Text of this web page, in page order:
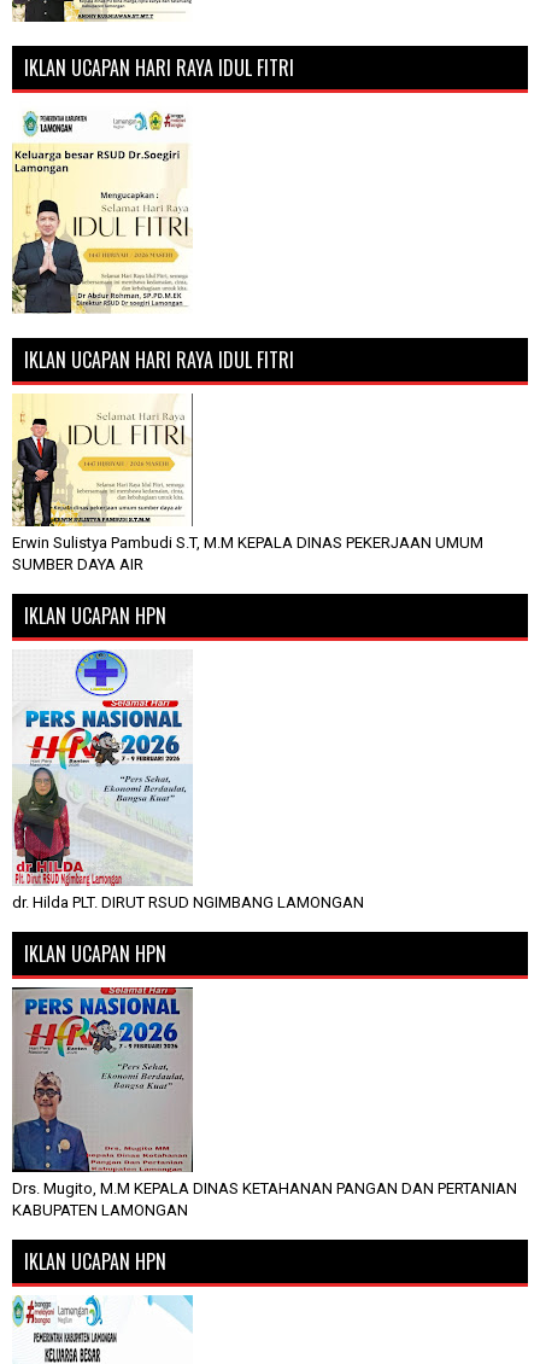
IKLAN UCAPAN HARI RAYA IDUL FITRI
IKLAN UCAPAN HARI RAYA IDUL FITRI
Erwin Sulistya Pambudi S.T, M.M KEPALA DINAS PEKERJAAN UMUM
SUMBER DAYA AIR
IKLAN UCAPAN HPN
dr. Hilda PLT. DIRUT RSUD NGIMBANG LAMONGAN
IKLAN UCAPAN HPN
Drs. Mugito, M.M KEPALA DINAS KETAHANAN PANGAN DAN PERTANIAN
KABUPATEN LAMONGAN
IKLAN UCAPAN HPN